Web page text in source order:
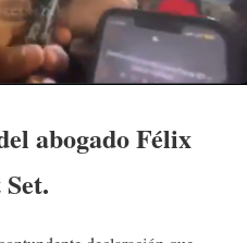
abogado Félix
.